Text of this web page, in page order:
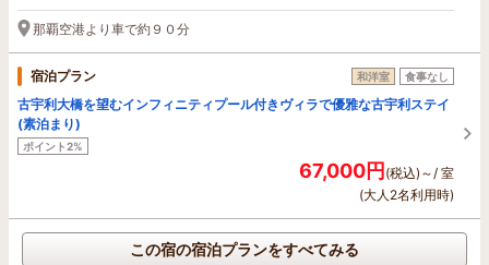
那覇空港より車で約９０分
宿泊プラン 和洋室 食事なし
古宇利大橋を望むインフィニティプール付きヴィラで優雅な古宇利ステイ
(素泊まり)
ポイント2%
67,000円(税込)～/ 室
(大人2名利用時)
この宿の宿泊プランをすべてみる